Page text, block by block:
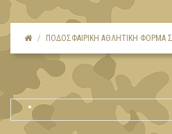
ΠΟΔΟΣΦΑΙΡΙΚΉ ΑΘΛΗΤΙΚΉ ΦΌΡΜΑ